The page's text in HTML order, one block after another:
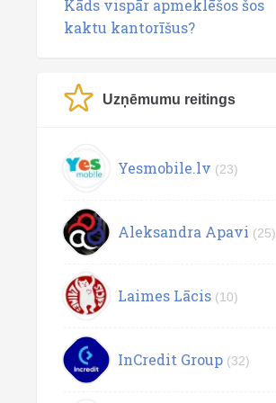
Kāds vispār apmeklēšos šos
kaktu kantorīšus?
Uzņēmumu reitings
Yesmobile.lv (23)
Aleksandra Apavi (25)
Laimes Lācis (10)
InCredit Group (32)